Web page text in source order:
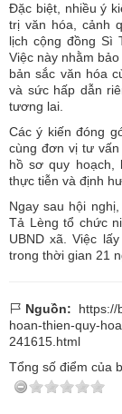
Đặc biệt, nhiều ý
trị văn hóa, cảnh
lịch cộng đồng Sì
Việc này nhằm
bản sắc văn hóa
và sức hấp dẫn
tương lai.
Các ý kiến đóng
cùng đơn vị tư
hồ sơ quy hoạch,
thực tiễn và định
Ngay sau hội
Tả Lèng tổ chức
UBND xã. Việc
trong thời gian 21
Nguồn:
https://
hoan-thien-quy-
241615.html
Tổng số điểm của